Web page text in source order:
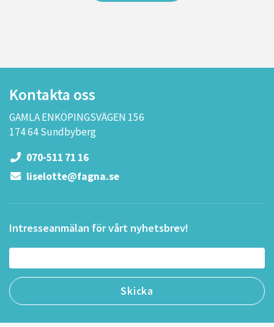
Kontakta oss
GAMLA ENKÖPINGSVÄGEN 156
174 64 Sundbyberg
070-511 71 16
liselotte@fagna.se
Intresseanmälan för vårt nyhetsbrev!